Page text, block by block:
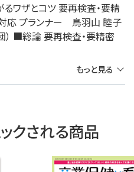
るワザとコツ 要再検査・要精
応 プランナー 鳥羽山 睦子
） ■総論 要再検査・要精密
もっと見る
クされる商品